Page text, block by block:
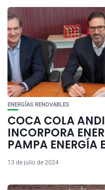
ENERGÍAS RENOVABLES
COCA COLA
INCORPORA
PAMPA ENERGÍA
13 de julio de 2024